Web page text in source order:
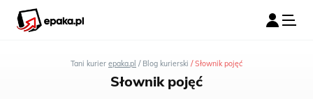
Tani kurier epaka.pl / Blog kurierski / Słownik pojęć
Słownik pojęć